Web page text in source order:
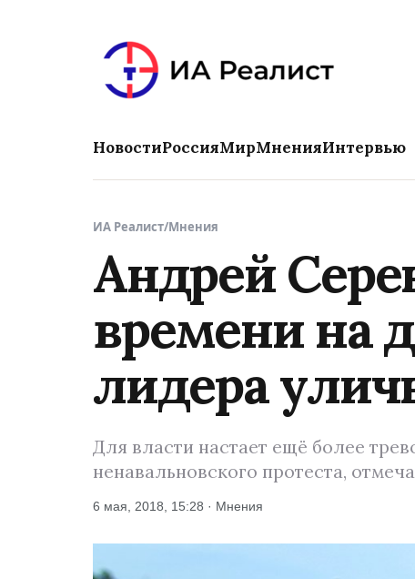
НовостиРоссияМирМненияИнтервью
ИА Реалист/Мнения
Андрей
времени на
лидера
Для власти настает ещё более
ненавальновского протеста,
6 мая, 2018, 15:28 · Мнения